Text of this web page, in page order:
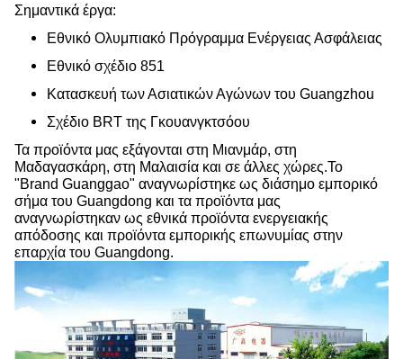
Σημαντικά έργα:
Εθνικό Ολυμπιακό Πρόγραμμα Ενέργειας Ασφάλειας
Εθνικό σχέδιο 851
Κατασκευή των Ασιατικών Αγώνων του Guangzhou
Σχέδιο BRT της Γκουανγκτσόου
Τα προϊόντα μας εξάγονται στη Μιανμάρ, στη
Μαδαγασκάρη, στη Μαλαισία και σε άλλες χώρες.Το
"Brand Guanggao" αναγνωρίστηκε ως διάσημο εμπορικό
σήμα του Guangdong και τα προϊόντα μας
αναγνωρίστηκαν ως εθνικά προϊόντα ενεργειακής
απόδοσης και προϊόντα εμπορικής επωνυμίας στην
επαρχία του Guangdong.